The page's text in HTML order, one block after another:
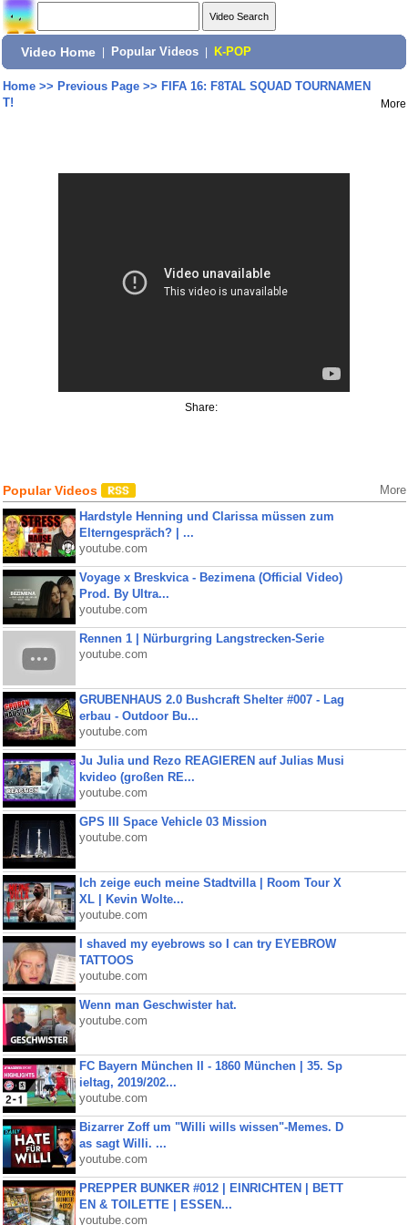
Video Home Popular Videos K-POP
Home>> Previous Page>> FIFA 16: F8TAL SQUAD TOURNAMEN
T!
More
Share:
Popular Videos More
Hardstyle Henning und Clarissa müssen zum
Elterngespräch? | ...
youtube.com
Voyage x Breskvica - Bezimena (Official Video)
Prod. By Ultra...
youtube.com
Rennen 1 | Nürburgring Langstrecken-Serie
youtube.com
GRUBENHAUS 2.0 Bushcraft Shelter #007 - Lag
erbau - Outdoor Bu...
youtube.com
Ju Julia und Rezo REAGIEREN auf Julias Musi
kvideo (großen RE...
youtube.com
GPS III Space Vehicle 03 Mission
youtube.com
Ich zeige euch meine Stadtvilla | Room Tour X
XL | Kevin Wolte...
youtube.com
I shaved my eyebrows so I can try EYEBROW
TATTOOS
youtube.com
Wenn man Geschwister hat.
youtube.com
FC Bayern München II - 1860 München | 35. Sp
ieltag, 2019/202...
youtube.com
Bizarrer Zoff um "Willi wills wissen"-Memes. D
as sagt Willi. ...
youtube.com
PREPPER BUNKER #012 | EINRICHTEN | BETT
EN & TOILETTE | ESSEN...
youtube.com